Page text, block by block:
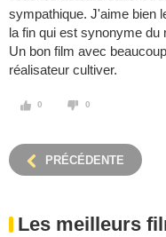
sympathique. J'aime bien
la fin qui est synonyme du
Un bon film avec
réalisateur cultiver.
0 0
PRÉCÉDENTE
Les meilleurs